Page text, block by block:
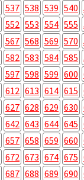
537 538 539 540
552 553 554 555
567 568 569 570
582 583 584 585
597 598 599 600
612 613 614 615
627 628 629 630
642 643 644 645
657 658 659 660
672 673 674 675
687 688 689 690